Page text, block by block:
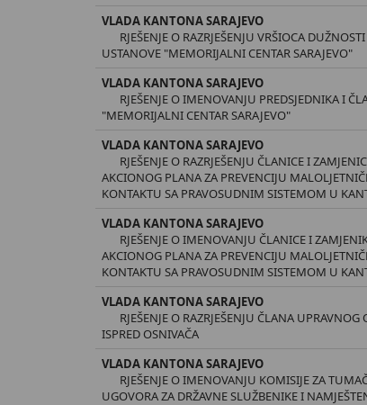
VLADA KANTONA SARAJEVO
RJEŠENJE O RAZRJEŠENJU VRŠIOCA
USTANOVE "MEMORIJALNI CENTAR SARAJEVO"
VLADA KANTONA SARAJEVO
RJEŠENJE O IMENOVANJU PREDSJEDNIKA I
"MEMORIJALNI CENTAR SARAJEVO"
VLADA KANTONA SARAJEVO
RJEŠENJE O RAZRJEŠENJU ČLANICE I
AKCIONOG PLANA ZA PREVENCIJU
KONTAKTU SA PRAVOSUDNIM SISTEMOM U
VLADA KANTONA SARAJEVO
RJEŠENJE O IMENOVANJU ČLANICE I
AKCIONOG PLANA ZA PREVENCIJU
KONTAKTU SA PRAVOSUDNIM SISTEMOM U
VLADA KANTONA SARAJEVO
RJEŠENJE O RAZRJEŠENJU ČLANA
ISPRED OSNIVAČA
VLADA KANTONA SARAJEVO
RJEŠENJE O IMENOVANJU KOMISIJE ZA
UGOVORA ZA DRŽAVNE SLUŽBENIKE I